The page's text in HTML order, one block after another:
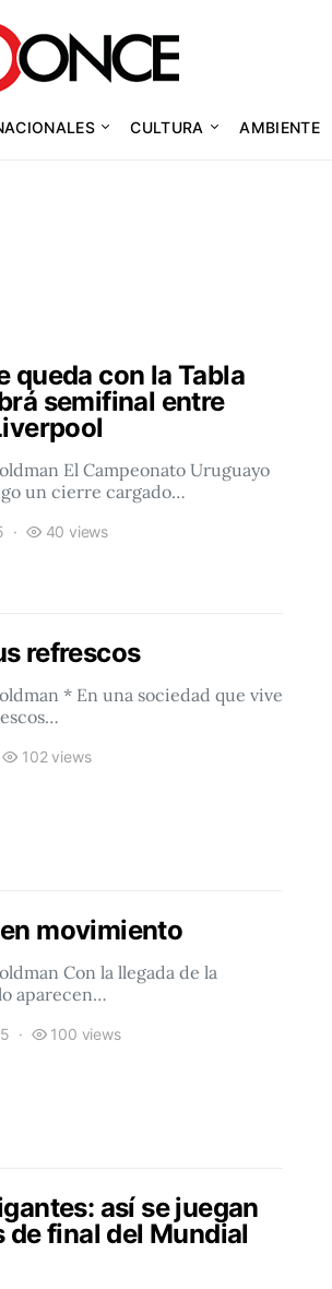
CULTURA AMBIENTE
queda con la Tabla
semifinal entre
El Campeonato Uruguayo
un cierre cargado…
40 views
refrescos
* En una sociedad que vive
102 views
movimiento
Con la llegada de la
aparecen…
100 views
así se juegan
de final del Mundial